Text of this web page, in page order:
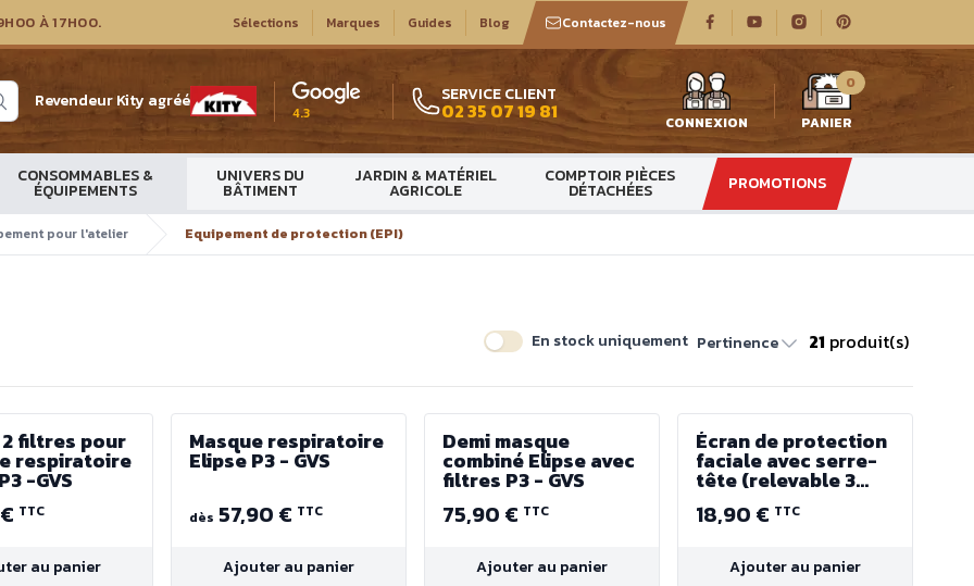
À 17H00. Sélections Marques Guides Blog Contactez-nous
Revendeur Kity agréé
4.3
SERVICE CLIENT
02 35 07 19 81 CONNEXION PANIER
0
CONSOMMABLES &
ÉQUIPEMENTS
UNIVERS DU
BÂTIMENT
JARDIN & MATÉRIEL
AGRICOLE
COMPTOIR PIÈCES
DÉTACHÉES PROMOTIONS
pour l'atelier Equipement de protection (EPI)
En stock uniquement Pertinence 21 produit(s)
2 filtres pour
respiratoire
-GVS
TTC
au panier
Masque respiratoire
Elipse P3 - GVS
dès 57,90 € TTC
Ajouter au panier
Demi masque
combiné Elipse avec
filtres P3 - GVS
75,90 € TTC
Ajouter au panier
Écran de protection
faciale avec serre-
tête (relevable 3
positions) -
Protection
18,90 € TTC
Ajouter au panier